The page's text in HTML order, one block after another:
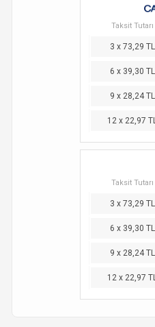
Taksit Tutarı
3 x 73,29 TL
6 x 39,30 TL
9 x 28,24 TL
12 x 22,97 TL
Taksit Tutarı
3 x 73,29 TL
6 x 39,30 TL
9 x 28,24 TL
12 x 22,97 TL